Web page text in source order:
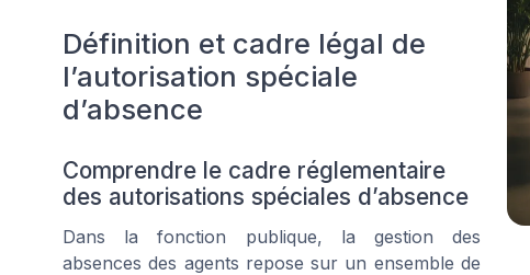
Définition et cadre légal de
l’autorisation spéciale
d’absence
Comprendre le cadre réglementaire
des autorisations spéciales d’absence
Dans la fonction publique, la gestion des
absences des agents repose sur un ensemble de